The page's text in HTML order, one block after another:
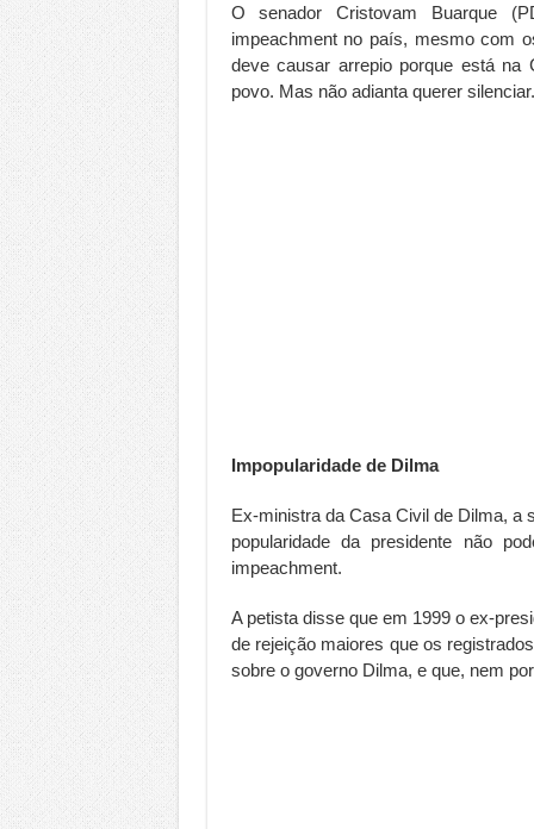
O senador Cristovam Buarque
impeachment no país, mesmo com
deve causar arrepio porque está
povo. Mas não adianta querer
Impopularidade de Dilma
Ex-ministra da Casa Civil de Dilma, a
popularidade da presidente não
impeachment.
A petista disse que em 1999 o ex-
de rejeição maiores que os
sobre o governo Dilma, e que, nem